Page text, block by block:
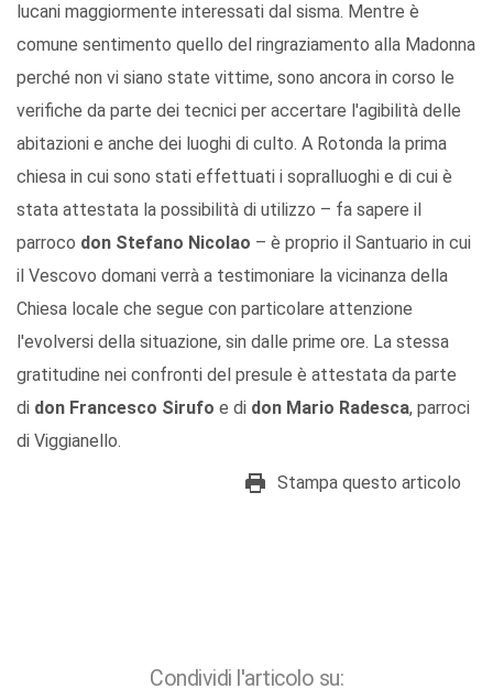
lucani maggiormente interessati dal sisma. Mentre è
comune sentimento quello del ringraziamento alla Madonna
perché non vi siano state vittime, sono ancora in corso le
verifiche da parte dei tecnici per accertare l'agibilità delle
abitazioni e anche dei luoghi di culto. A Rotonda la prima
chiesa in cui sono stati effettuati i sopralluoghi e di cui è
stata attestata la possibilità di utilizzo – fa sapere il
parroco don Stefano Nicolao – è proprio il Santuario in cui
il Vescovo domani verrà a testimoniare la vicinanza della
Chiesa locale che segue con particolare attenzione
l'evolversi della situazione, sin dalle prime ore. La stessa
gratitudine nei confronti del presule è attestata da parte
di don Francesco Sirufo e di don Mario Radesca, parroci
di Viggianello.
Stampa questo articolo
Condividi l'articolo su: